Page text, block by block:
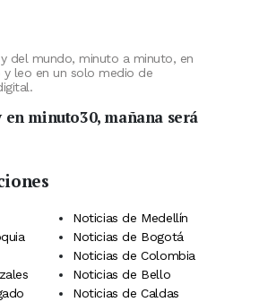
del mundo, minuto a minuto, en
y leo en un solo medio de
en minuto30, mañana será
Noticias de Medellín
Noticias de Bogotá
Noticias de Colombia
Noticias de Bello
Noticias de Caldas